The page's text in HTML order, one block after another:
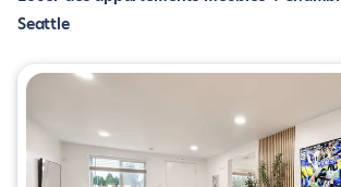
Seattle